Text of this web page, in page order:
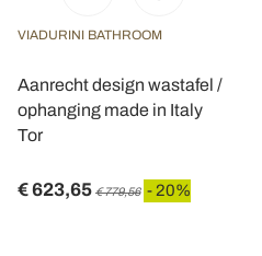
VIADURINI BATHROOM
Aanrecht design wastafel /
ophanging made in Italy
Tor
€ 623,65 € 779,56 - 20%